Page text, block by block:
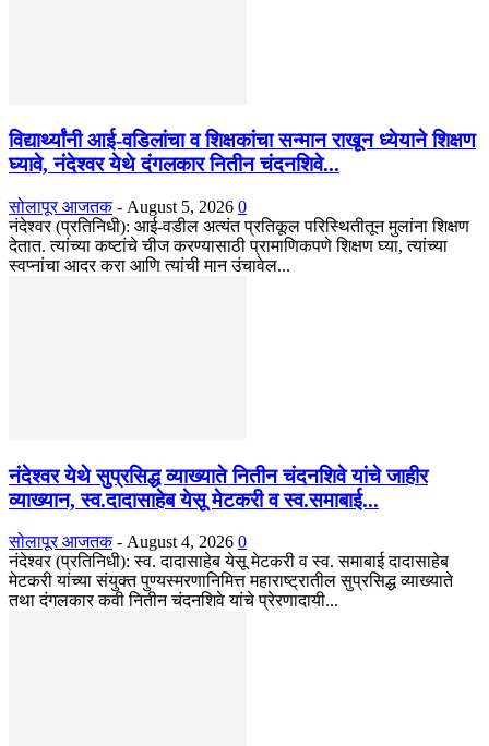
विद्यार्थ्यांनी आई-वडिलांचा व शिक्षकांचा सन्मान राखून ध्येयाने शिक्षण
घ्यावे, नंदेश्वर येथे दंगलकार नितीन चंदनशिवे...
सोलापूर आजतक - August 5, 2026 0
नंदेश्वर (प्रतिनिधी): आई-वडील अत्यंत प्रतिकूल परिस्थितीतून मुलांना शिक्षण
देतात. त्यांच्या कष्टांचे चीज करण्यासाठी प्रामाणिकपणे शिक्षण घ्या, त्यांच्या
स्वप्नांचा आदर करा आणि त्यांची मान उंचावेल...
नंदेश्वर येथे सुप्रसिद्ध व्याख्याते नितीन चंदनशिवे यांचे जाहीर
व्याख्यान, स्व.दादासाहेब येसू मेटकरी व स्व.समाबाई...
सोलापूर आजतक - August 4, 2026 0
नंदेश्वर (प्रतिनिधी): स्व. दादासाहेब येसू मेटकरी व स्व. समाबाई दादासाहेब
मेटकरी यांच्या संयुक्त पुण्यस्मरणानिमित्त महाराष्ट्रातील सुप्रसिद्ध व्याख्याते
तथा दंगलकार कवी नितीन चंदनशिवे यांचे प्रेरणादायी...